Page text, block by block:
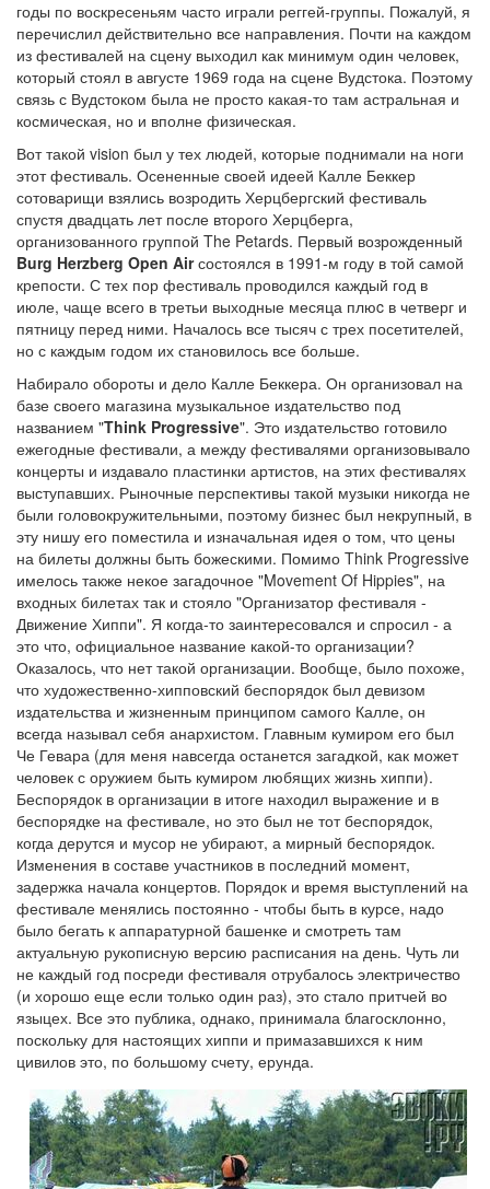
годы по воскресеньям часто играли реггей-группы. Пожалуй, я
перечислил действительно все направления. Почти на каждом
из фестивалей на сцену выходил как минимум один человек,
который стоял в августе 1969 года на сцене Вудстока. Поэтому
связь с Вудстоком была не просто какая-то там астральная и
космическая, но и вполне физическая.
Вот такой vision был у тех людей, которые поднимали на ноги
этот фестиваль. Осененные своей идеей Калле Беккер
сотоварищи взялись возродить Херцбергский фестиваль
спустя двадцать лет после второго Херцберга,
организованного группой The Petards. Первый возрожденный
Burg Herzberg Open Airсостоялся в 1991-м году в той самой
крепости. С тех пор фестиваль проводился каждый год в
июле, чаще всего в третьи выходные месяца плюc в четверг и
пятницу перед ними. Началось все тысяч с трех посетителей,
но с каждым годом их становилось все больше.
Набирало обороты и дело Калле Беккера. Он организовал на
базе своего магазина музыкальное издательство под
названием "Think Progressive". Это издательство готовило
ежегодные фестивали, а между фестивалями организовывало
концерты и издавало пластинки артистов, на этих фестивалях
выступавших. Рыночные перспективы такой музыки никогда не
были головокружительными, поэтому бизнес был некрупный, в
эту нишу его поместила и изначальная идея о том, что цены
на билеты должны быть божескими. Помимо Think Progressive
имелось также некое загадочное "Movement Of Hippies", на
входных билетах так и стояло "Организатор фестиваля -
Движение Хиппи". Я когда-то заинтересовался и спросил - а
это что, официальное название какой-то организации?
Оказалось, что нет такой организации. Вообще, было похоже,
что художественно-хипповский беспорядок был девизом
издательства и жизненным принципом самого Калле, он
всегда называл себя анархистом. Главным кумиром его был
Че Гевара (для меня навсегда останется загадкой, как может
человек с оружием быть кумиром любящих жизнь хиппи).
Беспорядок в организации в итоге находил выражение и в
беспорядке на фестивале, но это был не тот беспорядок,
когда дерутся и мусор не убирают, а мирный беспорядок.
Изменения в составе участников в последний момент,
задержка начала концертов. Порядок и время выступлений на
фестивале менялись постоянно - чтобы быть в курсе, надо
было бегать к аппаратурной башенке и смотреть там
актуальную рукописную версию расписания на день. Чуть ли
не каждый год посреди фестиваля отрубалось электричество
(и хорошо еще если только один раз), это стало притчей во
языцех. Все это публика, однако, принимала благосклонно,
поскольку для настоящих хиппи и примазавшихся к ним
цивилов это, по большому счету, ерунда.